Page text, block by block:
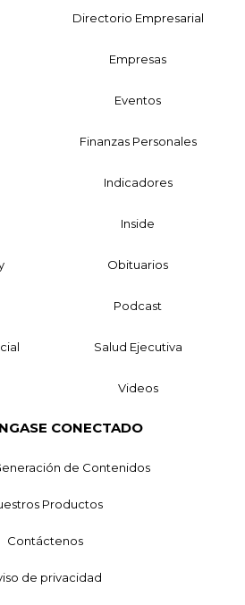
Directorio Empresarial
Empresas
Eventos
Finanzas Personales
Indicadores
Inside
Obituarios
Podcast
Salud Ejecutiva
Videos
CONECTADO
de Contenidos
Productos
Contáctenos
de privacidad